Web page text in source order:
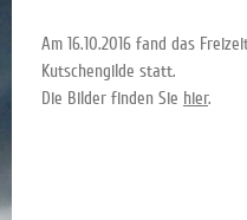
Am 16.10.2016 fand das
Kutschengilde statt.
Die Bilder finden Sie hier.